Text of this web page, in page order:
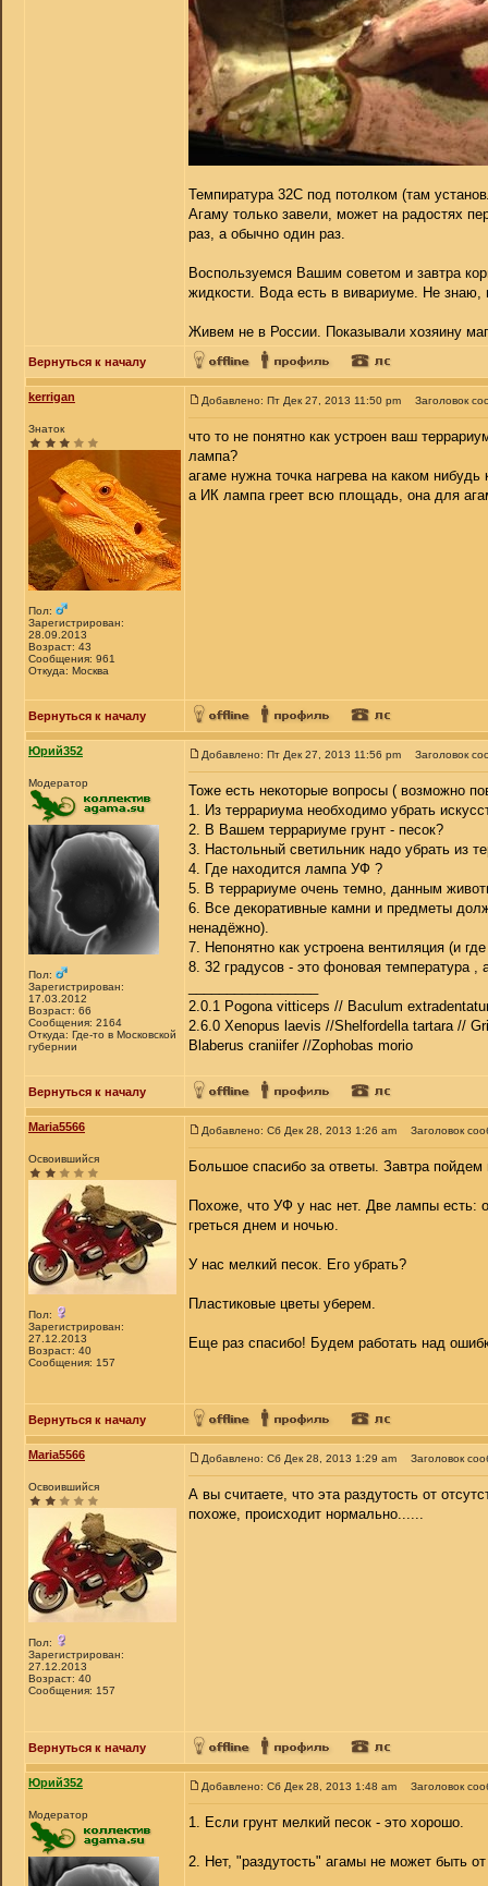
Темпиратура 32С под потолком (там
Агаму только завели, может на радостях
раз, а обычно один раз.
Воспользуемся Вашим советом и завтра
жидкости. Вода есть в вивариуме. Не знаю,
Живем не в России. Показывали хозяину
Вернуться к началу
kerrigan
Знаток
Пол:
Зарегистрирован:
28.09.2013
Возраст: 43
Сообщения: 961
Откуда: Москва
Добавлено: Пт Дек 27, 2013 11:50 pm Заголовок
что то не понятно как устроен ваш
лампа?
агаме нужна точка нагрева на каком
а ИК лампа греет всю площадь, она для
Вернуться к началу
Юрий352
Модератор
Пол:
Зарегистрирован:
17.03.2012
Возраст: 66
Сообщения: 2164
Откуда: Где-то в Московской
губернии
Добавлено: Пт Дек 27, 2013 11:56 pm Заголовок
Тоже есть некоторые вопросы ( возможно
1. Из террариума необходимо убрать
2. В Вашем террариуме грунт - песок?
3. Настольный светильник надо убрать из
4. Где находится лампа УФ ?
5. В террариуме очень темно, данным
6. Все декоративные камни и предметы
ненадёжно).
7. Непонятно как устроена вентиляция (и
8. 32 градусов - это фоновая температура ,
2.0.1 Pogona vitticeps // Baculum
2.6.0 Xenopus laevis //Shelfordella tartara //
Blaberus craniifer //Zophobas morio
Вернуться к началу
Maria5566
Освоившийся
Пол:
Зарегистрирован:
27.12.2013
Возраст: 40
Сообщения: 157
Добавлено: Сб Дек 28, 2013 1:26 am Заголовок
Большое спасибо за ответы. Завтра
Похоже, что УФ у нас нет. Две лампы есть:
греться днем и ночью.
У нас мелкий песок. Его убрать?
Пластиковые цветы уберем.
Еще раз спасибо! Будем работать над
Вернуться к началу
Maria5566
Освоившийся
Пол:
Зарегистрирован:
27.12.2013
Возраст: 40
Сообщения: 157
Добавлено: Сб Дек 28, 2013 1:29 am Заголовок
А вы считаете, что эта раздутость от
похоже, происходит нормально......
Вернуться к началу
Юрий352
Модератор
Добавлено: Сб Дек 28, 2013 1:48 am Заголовок
1. Если грунт мелкий песок - это хорошо.
2. Нет, "раздутость" агамы не может быть